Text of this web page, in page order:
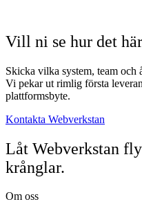
Vill ni se hur det
Skicka vilka system, team och
Vi pekar ut rimlig första
plattformsbyte.
Kontakta Webverkstan
Låt Webverkstan
krånglar.
Om oss